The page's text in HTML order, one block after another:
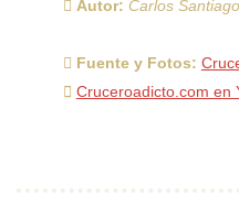
Autor: Carlos Santiago
Fuente y Fotos:
Cruceroadicto.com en